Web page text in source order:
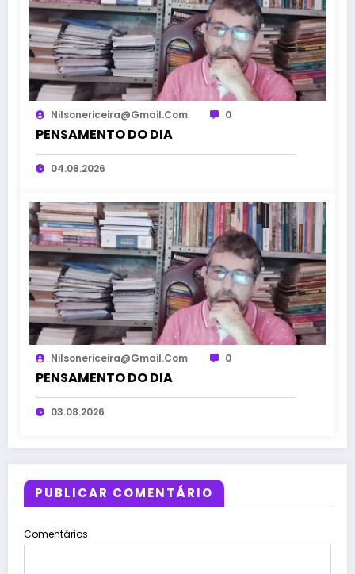
Nilsonericeira@gmail.com 0
PENSAMENTO DO DIA
04.08.2026
Nilsonericeira@gmail.com 0
PENSAMENTO DO DIA
03.08.2026
PUBLICAR COMENTÁRIO
Comentários